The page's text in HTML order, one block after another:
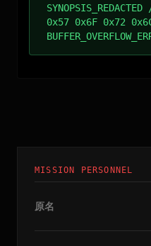
0x57 0x6F 0x72
MISSION PERSONNEL
原名